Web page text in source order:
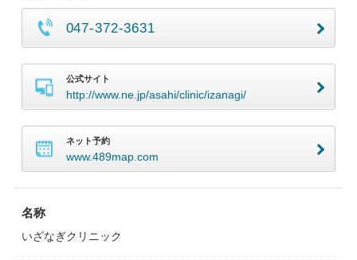
047-372-3631
公式サイト
http://www.ne.jp/asahi/clinic/izanagi/
ネット予約
www.489map.com
名称
いざなぎクリニック